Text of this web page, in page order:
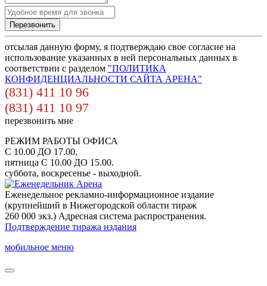
отсылая данную форму, я подтверждаю свое согласие на
использование указанных в ней персональных данных в
соответствии с разделом "ПОЛИТИКА
КОНФИДЕНЦИАЛЬНОСТИ САЙТА АРЕНА"
(831) 411 10 96
(831) 411 10 97
перезвонить мне
РЕЖИМ РАБОТЫ ОФИСА
С 10.00 ДО 17.00,
пятница С 10.00 ДО 15.00.
суббота, воскресенье - выходной.
Еженедельное рекламно-информационное издание
(крупнейший в Нижегородской области тираж
260 000 экз.) Адресная система распространения.
Подтверждение тиража издания
мобильное меню